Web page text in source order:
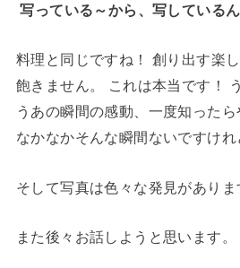
写っている～から、写している
料理と同じですね！ 創り出す楽
飽きません。 これは本当です！
うあの瞬間の感動、一度知ったら
なかなかそんな瞬間ないですけれ
そして写真は色々な発見がありま
また後々お話しようと思います。